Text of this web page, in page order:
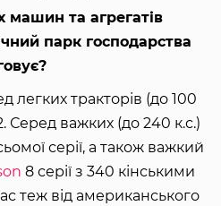
машин та агрегатів
парк господарства
легких тракторів (до 100
Серед важких (до 240 к.с.)
серії, а також важкий
8 серії з 340 кінськими
теж від американського